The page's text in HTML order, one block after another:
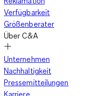
Verfügbarkeit
Größenberater
Über C&A
Unternehmen
Nachhaltigkeit
Pressemitteilungen
Karriere